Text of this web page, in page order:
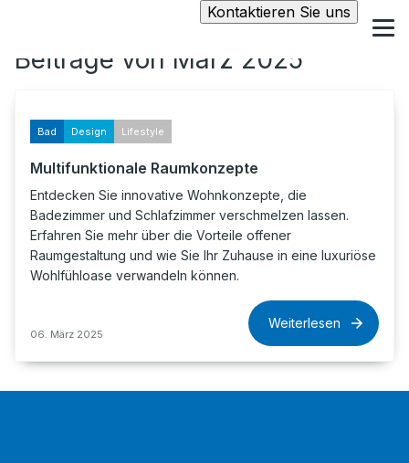
Kontaktieren Sie uns
Beiträge von März 2025
Bad Design Lifestyle
Multifunktionale Raumkonzepte
Entdecken Sie innovative Wohnkonzepte, die
Badezimmer und Schlafzimmer verschmelzen lassen.
Erfahren Sie mehr über die Vorteile offener
Raumgestaltung und wie Sie Ihr Zuhause in eine luxuriöse
Wohlfühloase verwandeln können.
06. März 2025
Weiterlesen